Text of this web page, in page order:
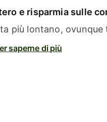
e risparmia sulle
più lontano, ovunque
saperne di più